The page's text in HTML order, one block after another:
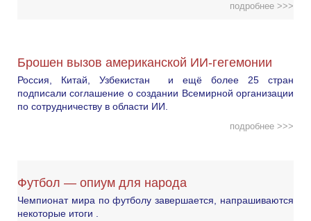
подробнее >>>
Брошен вызов американской ИИ-гегемонии
Россия, Китай, Узбекистан и ещё более 25 стран
подписали соглашение о создании Всемирной организации
по сотрудничеству в области ИИ.
подробнее >>>
Футбол — опиум для народа
Чемпионат мира по футболу завершается, напрашиваются
некоторые итоги .